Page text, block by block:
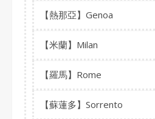
【熱那亞】Genoa
【米蘭】Milan
【羅馬】Rome
【蘇蓮多】Sorrento